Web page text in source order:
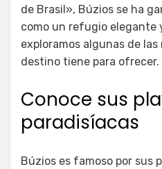
de Brasil», Búzios se ha
como un refugio elegante
exploramos algunas de
destino tiene para ofrecer.
Conoce sus
paradisíacas
Búzios es famoso por sus